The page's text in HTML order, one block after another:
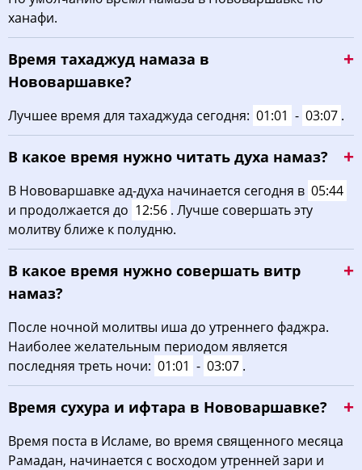
22, Сб
23, Вс 03:45 05:52 13:04 22:11
20:12 22:07
25, Вт 03:51 05:56 13:03 16:55 20:10 22:04
27, Чт 03:57 06:00 13:03 16:52 20:05
28, Пт 04:00 06:01 13:03 16:51 20:03 21:55
04:02 06:03 16:49 20:00
04:05 06:05 13:02 16:48 19:58 21:48
04:08 06:07 13:02 16:46 19:55
ханафи.
Время тахаджуд намаза в
Нововаршавке?
Лучшее время для тахаджуда сегодня: 01:01 - 03:07 .
В какое время нужно читать духа намаз?
В Нововаршавке ад-духа начинается сегодня в 05:44
и продолжается до 12:56 . Лучше совершать эту
молитву ближе к полудню.
В какое время нужно совершать витр
намаз?
После ночной молитвы иша до утреннего фаджра.
Наиболее желательным периодом является
последняя треть ночи: 01:01 - 03:07 .
Время сухура и ифтара в Нововаршавке?
Время поста в Исламе, во время священного месяца
Рамадан, начинается с восходом утренней зари и